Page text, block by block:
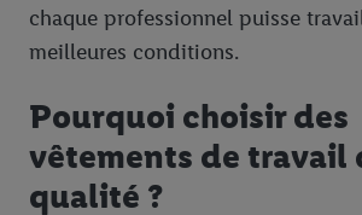
chaque professionnel puisse
meilleures conditions.
Pourquoi choisir des
vêtements de travail
qualité ?